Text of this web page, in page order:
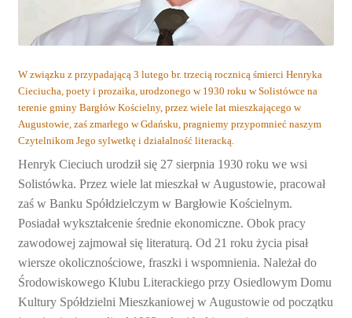
W związku z przypadającą 3 lutego br. trzecią rocznicą śmierci Henryka
Cieciucha, poety i prozaika, urodzonego w 1930 roku w Solistówce na
terenie gminy Bargłów Kościelny, przez wiele lat mieszkającego w
Augustowie, zaś zmarłego w Gdańsku, pragniemy przypomnieć naszym
Czytelnikom Jego sylwetkę i działalność literacką.
Henryk Cieciuch urodził się 27 sierpnia 1930 roku we wsi
Solistówka. Przez wiele lat mieszkał w Augustowie, pracował
zaś w Banku Spółdzielczym w Bargłowie Kościelnym.
Posiadał wykształcenie średnie ekonomiczne. Obok pracy
zawodowej zajmował się literaturą. Od 21 roku życia pisał
wiersze okolicznościowe, fraszki i wspomnienia. Należał do
Środowiskowego Klubu Literackiego przy Osiedlowym Domu
Kultury Spółdzielni Mieszkaniowej w Augustowie od początku